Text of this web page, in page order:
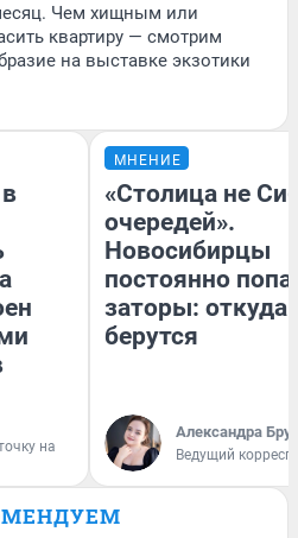
Чем хищным или
квартиру — смотрим
на выставке экзотики
на
МНЕНИЕ
«Столица не
очередей».
Новосибирцы
постоянно
заторы: откуда
берутся
Александра
Ведущий